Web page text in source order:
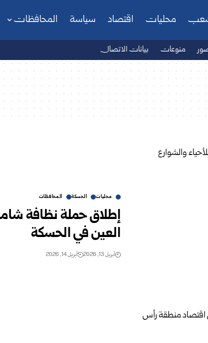
محليات اقتصاد سياسة المحافظات
منوعات بيانات الاتصال
محليات الحسكة المحافظات
إطلاق حملة نظافة
العين في الحسكة
أبريل 13, 2026 أبريل 14, 2026